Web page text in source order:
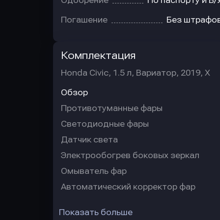
Погашение Без
Комплектация
Honda Civic, 1.5 л, Вариатор, 2019, X
Обзор
Противотуманные фары
Светодиодные фары
Датчик света
Электрообогрев боковых зеркал
Омыватель фар
Автоматический корректор фар
Показать больше